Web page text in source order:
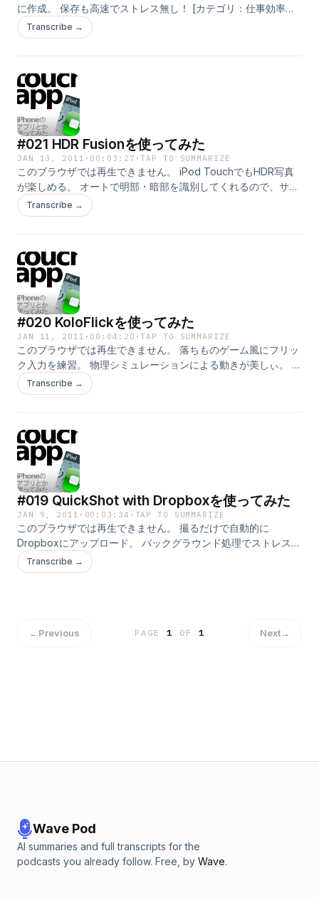
に作成。 保存も高速でストレス無し！ [カテゴリ：仕事効率化]
[バージョン：1.1.2] [価格：無料] [iTunesプレビューで見る]
Transcribe →
#021 HDR Fusionを使ってみた
JAN 13, 2011 · 00:03:27 ·TAP TO SUMMARIZE
このブラウザでは再生できません。 iPod TouchでもHDR写真
が楽しめる。 オートで明部・暗部を識別してくれるので、サク
ッと撮るだけ！ [カテゴリ：写真] [バージョン：1.0] [価格：無
料] [iTunesプレビューで見る]
Transcribe →
#020 KoloFlickを使ってみた
JAN 11, 2011 · 00:04:20 ·TAP TO SUMMARIZE
このブラウザでは再生できません。 落ちものゲーム風にフリッ
ク入力を練習。 物理シミュレーションによる動きが美しぃ。 は
やくゲームが楽しめる程度まで上手くなりたい… [カテゴリ：ユ
ーティリティ] [バージョン：2.0] [価格：無料] [iTunesプレビ
Transcribe →
#019 QuickShot with Dropboxを使ってみた
JAN 9, 2011 · 00:03:34 · TAP TO SUMMARIZE
このブラウザでは再生できません。 撮るだけで自動的に
Dropboxにアップロード。 バックグラウンド処理でストレスフ
リー！ [カテゴリ：写真] [バージョン：1.0] [価格：無料]
[iTunesプレビューで見る]
Transcribe →
←Previous PAGE1 OF 1 Next→
Wave Pod
AI summaries and full transcripts for the
podcasts you already follow. Free, by Wave.